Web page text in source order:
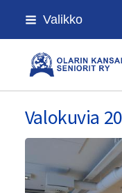
Siirry
sivun
Valikko
Valokuvia